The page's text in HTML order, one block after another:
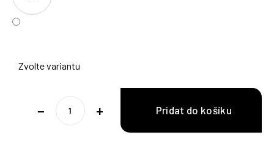
Zvolte variantu
+
−